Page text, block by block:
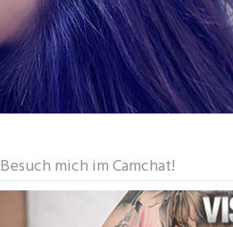
Besuch mich im Camchat!